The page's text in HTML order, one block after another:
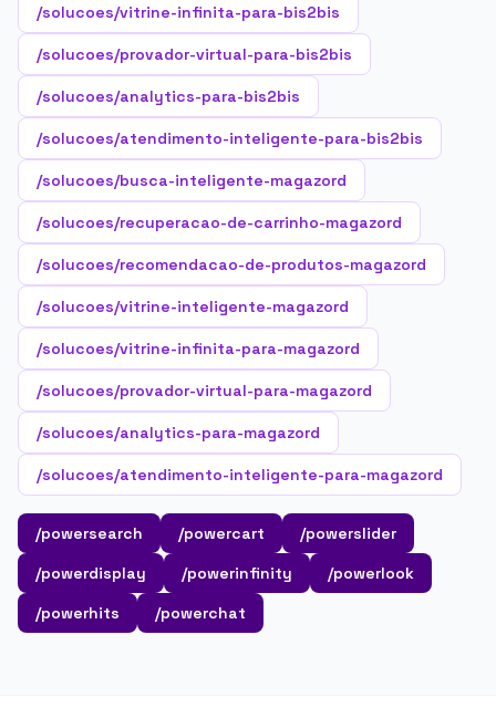
/solucoes/vitrine-infinita-para-bis2bis
/solucoes/provador-virtual-para-bis2bis
/solucoes/analytics-para-bis2bis
/solucoes/atendimento-inteligente-para-bis2bis
/solucoes/busca-inteligente-magazord
/solucoes/recuperacao-de-carrinho-magazord
/solucoes/recomendacao-de-produtos-magazord
/solucoes/vitrine-inteligente-magazord
/solucoes/vitrine-infinita-para-magazord
/solucoes/provador-virtual-para-magazord
/solucoes/analytics-para-magazord
/solucoes/atendimento-inteligente-para-magazord
/powersearch /powercart
/powerslider
/powerdisplay
/powerinfinity
/powerlook
/powerhits
/powerchat